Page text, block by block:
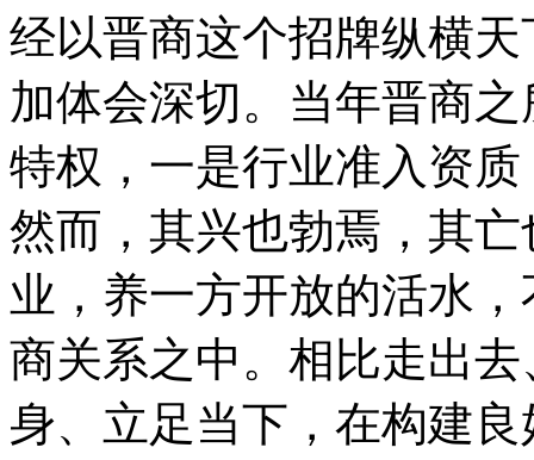
经以晋商这个招牌纵横
加体会深切。当年晋商
特权，一是行业准入资
然而，其兴也勃焉，其
业，养一方开放的活水
商关系之中。相比走出
身、立足当下，在构建